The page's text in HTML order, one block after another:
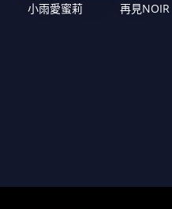
小雨愛蜜莉 再見NOIR